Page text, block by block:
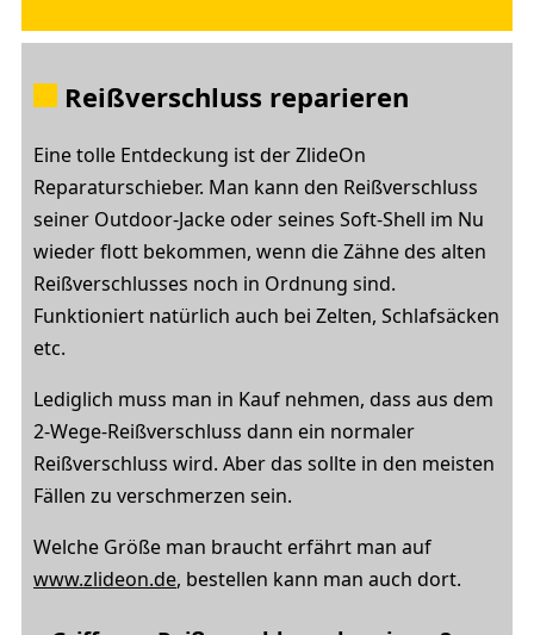
Reißverschluss reparieren
Eine tolle Entdeckung ist der ZlideOn
Reparaturschieber. Man kann den Reißverschluss
seiner Outdoor-Jacke oder seines Soft-Shell im Nu
wieder flott bekommen, wenn die Zähne des alten
Reißverschlusses noch in Ordnung sind.
Funktioniert natürlich auch bei Zelten, Schlafsäcken
etc.
Lediglich muss man in Kauf nehmen, dass aus dem
2-Wege-Reißverschluss dann ein normaler
Reißverschluss wird. Aber das sollte in den meisten
Fällen zu verschmerzen sein.
Welche Größe man braucht erfährt man auf
www.zlideon.de, bestellen kann man auch dort.